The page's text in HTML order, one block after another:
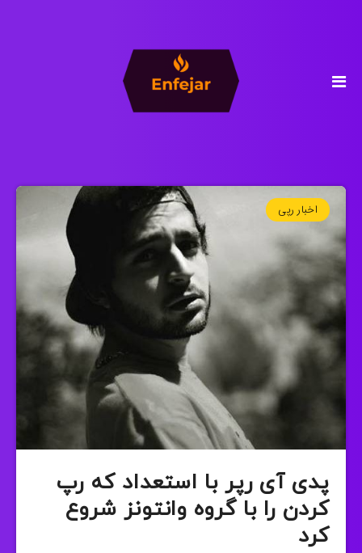
اخبار رپی
پدی آی رپر با استعداد که رپ
کردن را با گروه وانتونز شروع
کرد